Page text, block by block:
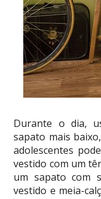
Durante o dia,
sapato mais
adolescentes
vestido com um
um sapato com
vestido e meia-